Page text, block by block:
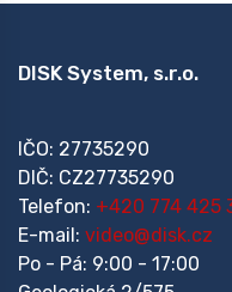
DISK System, s.r.o.
IČO: 27735290
DIČ: CZ27735290
Telefon: +420 774 425
E-mail: video@disk.cz
Po - Pá: 9:00 - 17:00